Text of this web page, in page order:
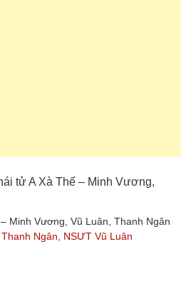
tử A Xà Thế – Minh Vương,
Minh Vương, Vũ Luân, Thanh Ngân
Ngân NSƯT Vũ Luân